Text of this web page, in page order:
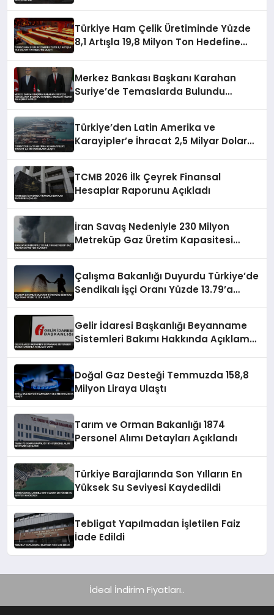
Türkiye Ham Çelik Üretiminde Yüzde
8,1 Artışla 19,8 Milyon Ton Hedefine
Merkez Bankası Başkanı Karahan
Suriye’de Temaslarda Bulundu
Türkiye’den Latin Amerika ve
Karayipler’e İhracat 2,5 Milyar Dolara
TCMB 2026 İlk Çeyrek Finansal
Hesaplar Raporunu Açıkladı
İran Savaş Nedeniyle 230 Milyon
Metreküp Gaz Üretim Kapasitesi
Çalışma Bakanlığı Duyurdu Türkiye’de
Sendikalı İşçi Oranı Yüzde 13.79’a
Gelir İdaresi Başkanlığı Beyanname
Sistemleri Bakımı Hakkında Açıklama
Doğal Gaz Desteği Temmuzda 158,8
Milyon Liraya Ulaştı
Tarım ve Orman Bakanlığı 1874
Personel Alımı Detayları Açıklandı
Türkiye Barajlarında Son Yılların En
Yüksek Su Seviyesi Kaydedildi
Tebligat Yapılmadan İşletilen Faiz
İade Edildi
İdeal İndirim Fiyatları..